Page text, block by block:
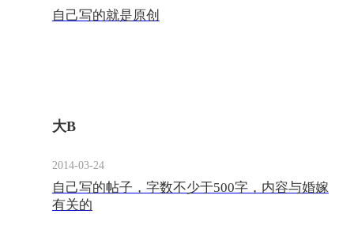
自己写的就是原创
大B
2014-03-24
自己写的帖子，字数不少于500字，内容与婚嫁
有关的